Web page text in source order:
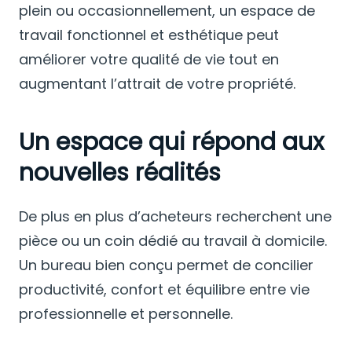
plein ou occasionnellement, un espace de
travail fonctionnel et esthétique peut
améliorer votre qualité de vie tout en
augmentant l’attrait de votre propriété.
Un espace qui répond aux
nouvelles réalités
De plus en plus d’acheteurs recherchent une
pièce ou un coin dédié au travail à domicile.
Un bureau bien conçu permet de concilier
productivité, confort et équilibre entre vie
professionnelle et personnelle.